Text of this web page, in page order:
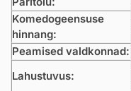
Komedogeensuse
hinnang:
Peamised valdkonnad:
Lahustuvus: